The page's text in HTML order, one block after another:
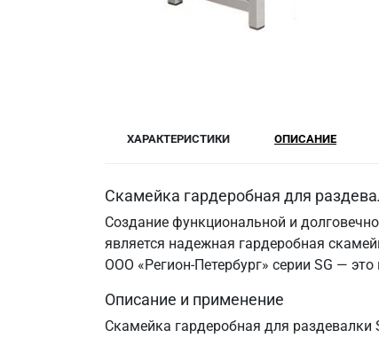
ХАРАКТЕРИСТИКИ ОПИСАНИЕ
Скамейка гардеробная для
Создание функциональной и
является надежная гардеробная
ООО «Регион-Петербург» серии SG —
Описание и применение
Скамейка гардеробная для